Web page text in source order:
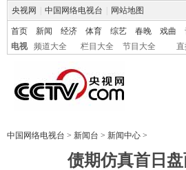
央视网 中国网络电视台 网站地图
首页 新闻 经济 体育 综艺 春晚 戏曲
电视
频道大全 栏目大全 节目大全 直
中国网络电视台 > 新闻台 > 新闻中心 >
债期仿真首日